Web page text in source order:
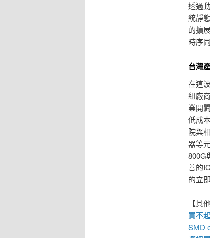
透過
統靜
的擴
時序
台灣
在這
組廠
業開
低成
院與
器等
800G
善的
的立
【其
買不
SMD